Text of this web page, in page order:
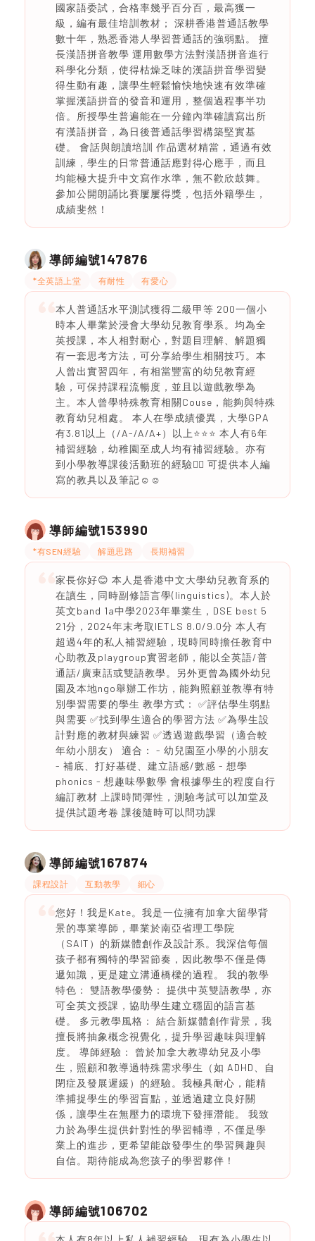
國家語委試，合格率幾乎百分百，最高獲一
級，編有最佳培訓教材； 深耕香港普通話教學
數十年，熟悉香港人學習普通話的強弱點。 擅
長漢語拼音教學 運用數學方法對漢語拼音進行
科學化分類，使得枯燥乏味的漢語拼音學習變
得生動有趣，讓學生輕鬆愉快地快速有效準確
掌握漢語拼音的發音和運用，整個過程事半功
倍。所授學生普遍能在一分鐘內準確讀寫出所
有漢語拼音，為日後普通話學習構築堅實基
礎。 會話與朗讀培訓 作品選材精當，通過有效
訓練，學生的日常普通話應對得心應手，而且
均能極大提升中文寫作水準，無不歡欣鼓舞。
參加公開朗誦比賽屢屢得獎，包括外籍學生，
成績斐然！
導師編號147876
*全英語上堂 有耐性 有愛心
本人普通話水平測試獲得二級甲等 200一個小
時本人畢業於浸會大學幼兒教育學系。均為全
英授課，本人相對耐心，對題目理解、解題獨
有一套思考方法，可分享給學生相關技巧。本
人曾出實習四年，有相當豐富的幼兒教育經
驗，可保持課程流暢度，並且以遊戲教學為
主。本人曾學特殊教育相關Couse，能夠與特殊
教育幼兒相處。 本人在學成績優異，大學GPA
有3.81以上（/A-/A/A+）以上⭐️⭐️⭐️ 本人有6年
補習經驗，幼稚園至成人均有補習經驗。亦有
到小學教導課後活動班的經驗👍🏻 可提供本人編
寫的教具以及筆記☺️☺️
導師編號153990
*有SEN經驗 解題思路 長期補習
家長你好😊 本人是香港中文大學幼兒教育系的
在讀生，同時副修語言學(linguistics)。本人於
英文band 1a中學2023年畢業生，DSE best 5
21分，2024年末考取IETLS 8.0/9.0分 本人有
超過4年的私人補習經驗，現時同時擔任教育中
心助教及playgroup實習老師，能以全英語/普
通話/廣東話或雙語教學。另外更曾為國外幼兒
園及本地ngo舉辦工作坊，能夠照顧並教導有特
別學習需要的學生 教學方式： ✅評估學生弱點
與需要 ✅找到學生適合的學習方法 ✅為學生設
計對應的教材與練習 ✅透過遊戲學習（適合較
年幼小朋友） 適合： - 幼兒園至小學的小朋友
- 補底、打好基礎、建立語感/數感 - 想學
phonics - 想趣味學數學 會根據學生的程度自行
編訂教材 上課時間彈性，測驗考試可以加堂及
提供試題考卷 課後隨時可以問功課
導師編號167874
課程設計 互動教學 細心
您好！我是Kate。我是一位擁有加拿大留學背
景的專業導師，畢業於南亞省理工學院
（SAIT）的新媒體創作及設計系。我深信每個
孩子都有獨特的學習節奏，因此教學不僅是傳
遞知識，更是建立溝通橋樑的過程。 我的教學
特色： 雙語教學優勢： 提供中英雙語教學，亦
可全英文授課，協助學生建立穩固的語言基
礎。 多元教學風格： 結合新媒體創作背景，我
擅長將抽象概念視覺化，提升學習趣味與理解
度。 導師經驗： 曾於加拿大教導幼兒及小學
生，照顧和教導過特殊需求學生（如 ADHD、自
閉症及發展遲緩）的經驗。我極具耐心，能精
準捕捉學生的學習盲點，並透過建立良好關
係，讓學生在無壓力的環境下發揮潛能。 我致
力於為學生提供針對性的學習輔導，不僅是學
業上的進步，更希望能啟發學生的學習興趣與
自信。期待能成為您孩子的學習夥伴！
導師編號106702